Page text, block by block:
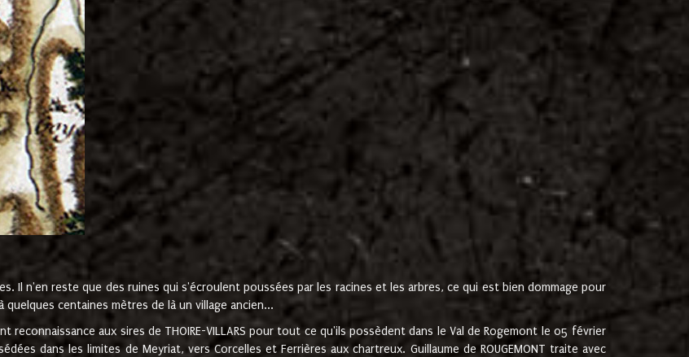
Il n'en reste que des ruines qui s'écroulent poussées par les racines et les arbres, ce qui est bien dommage pour
centaines mètres de là un village ancien...
reconnaissance aux sires de THOIRE-VILLARS pour tout ce qu'ils possèdent dans le Val de Rogemont le 05 février
dans les limites de Meyriat, vers Corcelles et Ferrières aux chartreux. Guillaume de ROUGEMONT traite avec